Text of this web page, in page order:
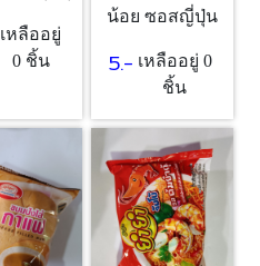
เหลืออยู่
0 ชิ้น
น้อย ซอสญี่ปุ่น
5.- เหลืออยู่ 0
ชิ้น